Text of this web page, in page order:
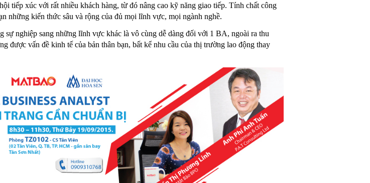
tiếp xúc với rất nhiều khách hàng, từ đó nâng cao kỹ năng giao tiếp. Tính chất công
những kiến thức sâu và rộng của đủ mọi lĩnh vực, mọi ngành nghề.
sự nghiệp sang những lĩnh vực khác là vô cùng dễ dàng đối với 1 BA, ngoài ra thu
được vấn đề kinh tế của bản thân bạn, bất kể nhu cầu của thị trường lao động thay